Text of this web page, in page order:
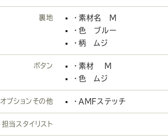
裏地
・素材名 Ｍ
・色 ブルー
・柄 ムジ
ボタン
・素材 Ｍ
・色 ムジ
オプションその他 ・ＡＭＦステッチ
担当スタイリスト